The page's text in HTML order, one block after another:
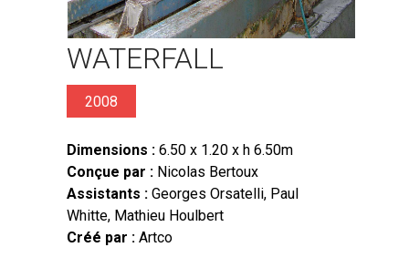
WATERFALL
2008
Dimensions : 6.50 x 1.20 x h 6.50m
Conçue par : Nicolas Bertoux
Assistants : Georges Orsatelli, Paul
Whitte, Mathieu Houlbert
Créé par : Artco